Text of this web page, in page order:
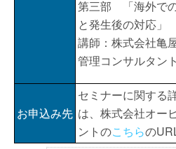
第三部 「海外で
と発生後の対応」
講師：株式会社
管理コンサルタ
お申込み先
セミナーに関する
は、株式会社オー
ントのこちらの